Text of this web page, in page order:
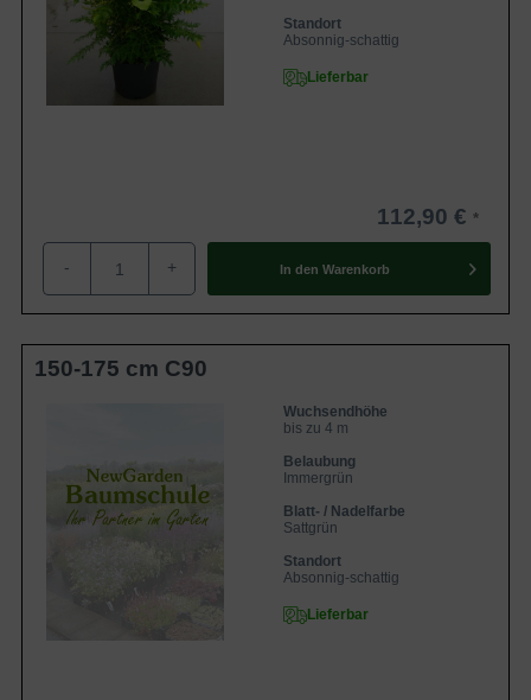
Standort
Absonnig-schattig
Lieferbar
112,90 €
- + In den Warenkorb
150-175 cm C90
Wuchsendhöhe
bis zu 4 m
Belaubung
Immergrün
Blatt- / Nadelfarbe
Sattgrün
Standort
Absonnig-schattig
Lieferbar